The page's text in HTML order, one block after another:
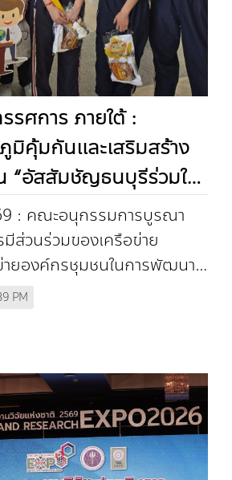
รศการ ภายใต้ :
มิคุ้มกันและเสริมสร้าง
“อัสสัมชัญธนบุรีร่วมใจ
และลดปัจจัยเสี่ยงทาง
: คณะอนุกรรมการบูรณา
มีส่วนร่วมของเครือข่าย
ายองค์กรชุมชนในการพัฒนา
งคมสุขภาวะ กรมพัฒนา
PM